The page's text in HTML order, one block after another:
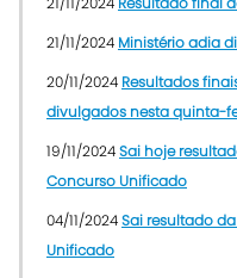
21/11/2024 Ministério adia
20/11/2024 Resultados
divulgados nesta quinta-
19/11/2024Sai hoje
Concurso Unificado
04/11/2024Sai resultado
Unificado